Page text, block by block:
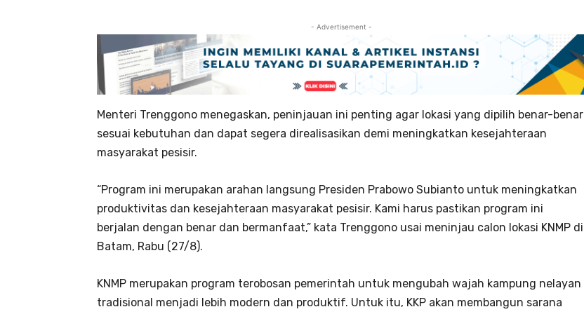
- Advertisement -
Menteri Trenggono menegaskan, peninjauan ini penting agar lokasi yang dipilih benar-benar
sesuai kebutuhan dan dapat segera direalisasikan demi meningkatkan kesejahteraan
masyarakat pesisir.
“Program ini merupakan arahan langsung Presiden Prabowo Subianto untuk meningkatkan
produktivitas dan kesejahteraan masyarakat pesisir. Kami harus pastikan program ini
berjalan dengan benar dan bermanfaat,” kata Trenggono usai meninjau calon lokasi KNMP di
Batam, Rabu (27/8).
KNMP merupakan program terobosan pemerintah untuk mengubah wajah kampung nelayan
tradisional menjadi lebih modern dan produktif. Untuk itu, KKP akan membangun sarana